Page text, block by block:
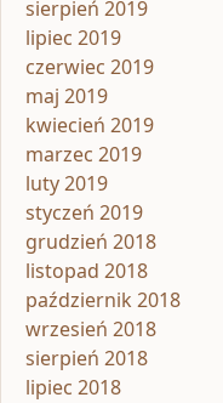
sierpień 2019
lipiec 2019
czerwiec 2019
maj 2019
kwiecień 2019
marzec 2019
luty 2019
styczeń 2019
grudzień 2018
listopad 2018
październik 2018
wrzesień 2018
sierpień 2018
lipiec 2018